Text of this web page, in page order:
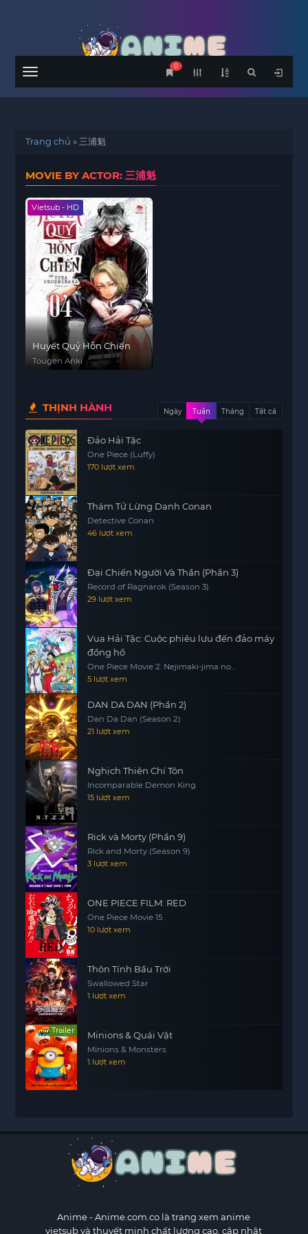
Menu
0
Trang chủ » 三浦魁
MOVIE BY ACTOR: 三浦魁
Vietsub - HD
Huyết Quỷ Hỗn Chiến
Tougen Anki
THỊNH HÀNH Ngày Tuần Tháng Tất cả
Đảo Hải Tặc
One Piece (Luffy)
170 lượt xem
Thám Tử Lừng Danh Conan
Detective Conan
46 lượt xem
Đại Chiến Người Và Thần (Phần 3)
Record of Ragnarok (Season 3)
29 lượt xem
Vua Hải Tặc: Cuộc phiêu lưu đến đảo máy
đồng hồ
One Piece Movie 2: Nejimaki-jima no
Daibouken, One Piece: Nejimakijima no
Bouken, One Piece: Nejimaki Shima no
5 lượt xem
DAN DA DAN (Phần 2)
Dan Da Dan (Season 2)
21 lượt xem
Nghịch Thiên Chí Tôn
Incomparable Demon King
15 lượt xem
Rick và Morty (Phần 9)
Rick and Morty (Season 9)
3 lượt xem
ONE PIECE FILM: RED
One Piece Movie 15
10 lượt xem
Thôn Tính Bầu Trời
Swallowed Star
1 lượt xem
Trailer Minions & Quái Vật
Minions & Monsters
1 lượt xem
Anime- Anime.com.co là trang xem anime
vietsub và thuyết minh chất lượng cao, cập nhật